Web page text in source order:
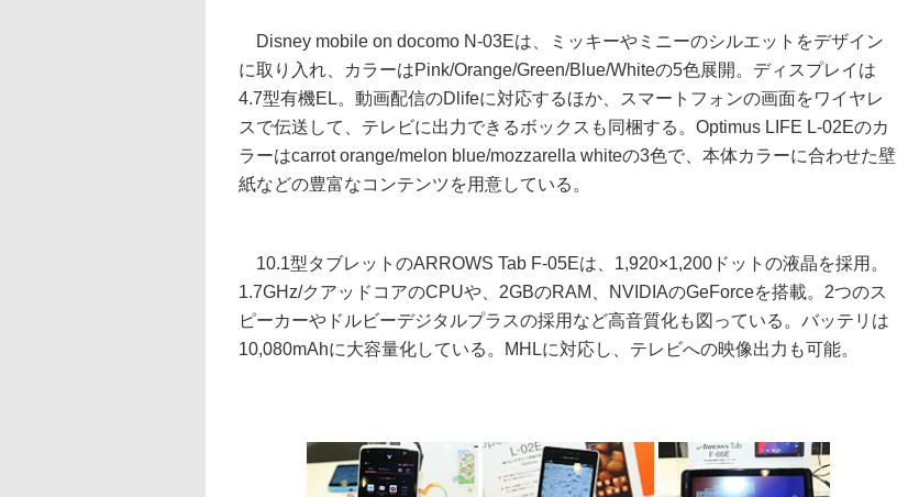
Disney mobile on docomo N-03Eは、ミッキーやミニーのシルエットをデザイン
に取り入れ、カラーはPink/Orange/Green/Blue/Whiteの5色展開。ディスプレイは
4.7型有機EL。動画配信のDlifeに対応するほか、スマートフォンの画面をワイヤレ
スで伝送して、テレビに出力できるボックスも同梱する。Optimus LIFE L-02Eのカ
ラーはcarrot orange/melon blue/mozzarella whiteの3色で、本体カラーに合わせた壁
紙などの豊富なコンテンツを用意している。
10.1型タブレットのARROWS Tab F-05Eは、1,920×1,200ドットの液晶を採用。
1.7GHz/クアッドコアのCPUや、2GBのRAM、NVIDIAのGeForceを搭載。2つのス
ピーカーやドルビーデジタルプラスの採用など高音質化も図っている。バッテリは
10,080mAhに大容量化している。MHLに対応し、テレビへの映像出力も可能。